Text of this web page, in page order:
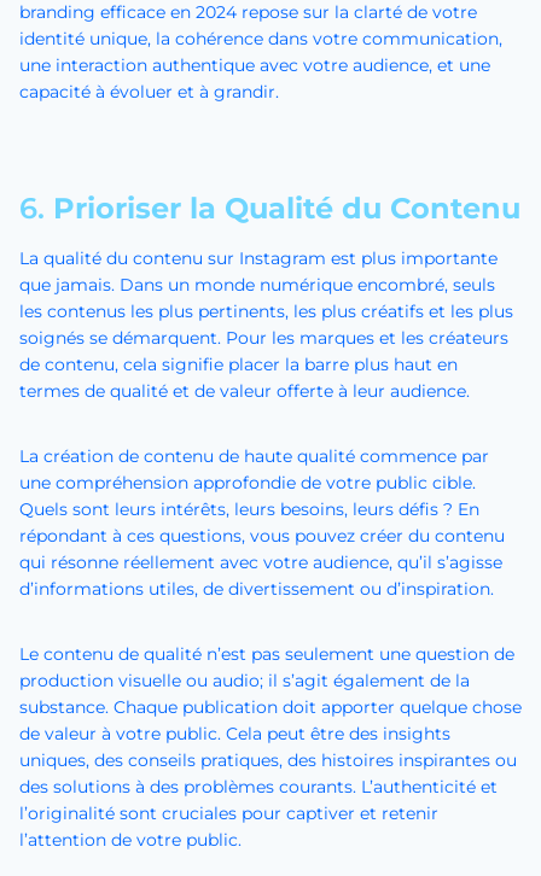
branding efficace en 2024 repose sur la clarté de votre
identité unique, la cohérence dans votre communication,
une interaction authentique avec votre audience, et une
capacité à évoluer et à grandir.
6. Prioriser la Qualité du Contenu
La qualité du contenu sur Instagram est plus importante
que jamais. Dans un monde numérique encombré, seuls
les contenus les plus pertinents, les plus créatifs et les plus
soignés se démarquent. Pour les marques et les créateurs
de contenu, cela signifie placer la barre plus haut en
termes de qualité et de valeur offerte à leur audience.
La création de contenu de haute qualité commence par
une compréhension approfondie de votre public cible.
Quels sont leurs intérêts, leurs besoins, leurs défis ? En
répondant à ces questions, vous pouvez créer du contenu
qui résonne réellement avec votre audience, qu’il s’agisse
d’informations utiles, de divertissement ou d’inspiration.
Le contenu de qualité n’est pas seulement une question de
production visuelle ou audio; il s’agit également de la
substance. Chaque publication doit apporter quelque chose
de valeur à votre public. Cela peut être des insights
uniques, des conseils pratiques, des histoires inspirantes ou
des solutions à des problèmes courants. L’authenticité et
l’originalité sont cruciales pour captiver et retenir
l’attention de votre public.